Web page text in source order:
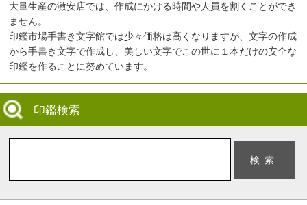
大量生産の激安店では、作成にかける時間や人員を割くことができ
ません。
印鑑市場手書き文字館では少々価格は高くなりますが、文字の作成
から手書き文字で作成し、美しい文字でこの世に１本だけの安全な
印鑑を作ることに努めています。
印鑑検索